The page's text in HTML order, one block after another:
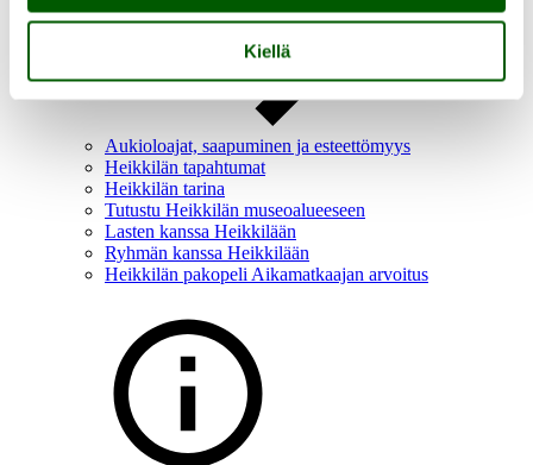
Kiellä
Aukioloajat, saapuminen ja esteettömyys
Heikkilän tapahtumat
Heikkilän tarina
Tutustu Heikkilän museoalueeseen
Lasten kanssa Heikkilään
Ryhmän kanssa Heikkilään
Heikkilän pakopeli Aikamatkaajan arvoitus